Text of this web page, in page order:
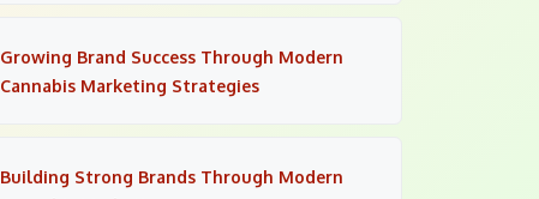
Growing Brand Success Through Modern
Cannabis Marketing Strategies
Building Strong Brands Through Modern